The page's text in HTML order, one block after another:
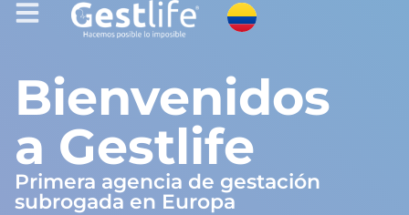
Bienvenidos
a Gestlife
Primera agencia de gestación
subrogada en Europa